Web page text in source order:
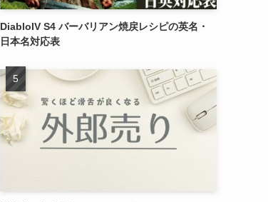
DiabloIV S4 バーバリアン焼戻レシピの英名・
日本名対応表